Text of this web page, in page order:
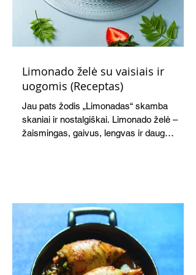
Limonado želė su vaisiais ir
uogomis (Receptas)
Jau pats žodis „Limonadas“ skamba
skaniai ir nostalgiškai. Limonado želė –
žaismingas, gaivus, lengvas ir daug